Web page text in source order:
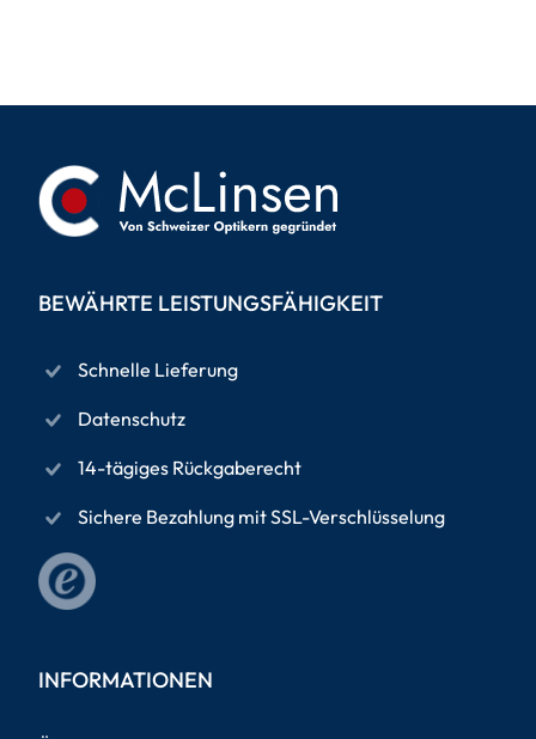
BEWÄHRTE LEISTUNGSFÄHIGKEIT
Schnelle Lieferung
Datenschutz
14-tägiges Rückgaberecht
Sichere Bezahlung mit SSL-Verschlüsselung
INFORMATIONEN